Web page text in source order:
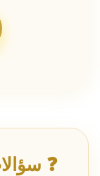
❓